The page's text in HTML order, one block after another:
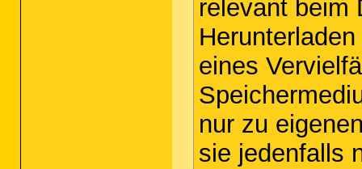
relevant beim
eines
nur zu
sie jedenfalls